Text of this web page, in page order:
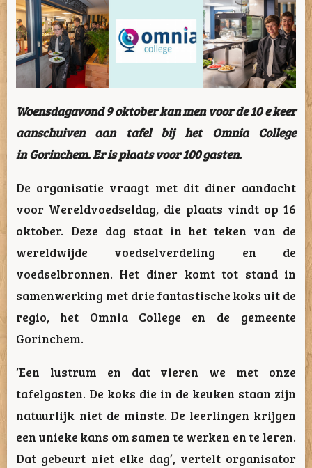
Woensdagavond 9 oktober kan men voor de 10 e keer
aanschuiven aan tafel bij het Omnia College
in Gorinchem. Er is plaats voor 100 gasten.
De organisatie vraagt met dit diner aandacht
voor Wereldvoedseldag, die plaats vindt op 16
oktober. Deze dag staat in het teken van de
wereldwijde voedselverdeling en de
voedselbronnen. Het diner komt tot stand in
samenwerking met drie fantastische koks uit de
regio, het Omnia College en de gemeente
Gorinchem.
‘Een lustrum en dat vieren we met onze
tafelgasten. De koks die in de keuken staan zijn
natuurlijk niet de minste. De leerlingen krijgen
een unieke kans om samen te werken en te leren.
Dat gebeurt niet elke dag’, vertelt organisator